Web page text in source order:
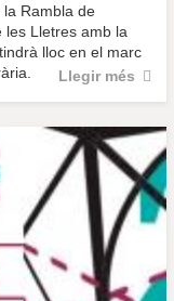
Rambla de
les Lletres amb la
lloc en el marc
Llegir més